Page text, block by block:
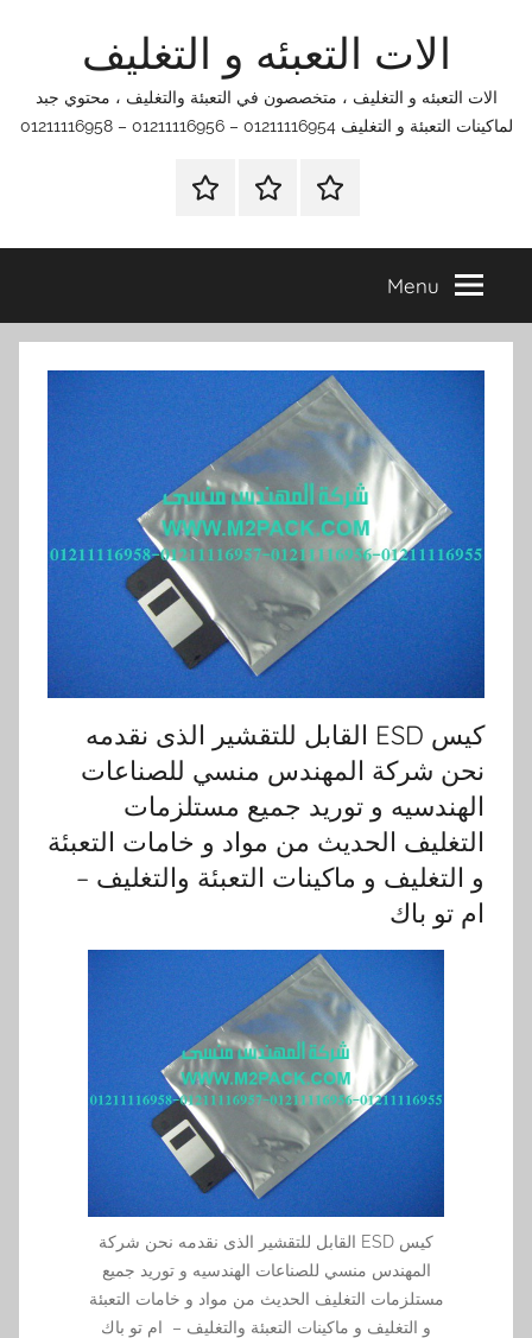
الات التعبئه و التغليف
الات التعبئه و التغليف ، متخصصون في التعبئة والتغليف ، محتوي جبد
لماكينات التعبئة و التغليف 01211116954 – 01211116956 – 01211116958
الرئيسيةاتصل
اتـصـل
في
التي
Menu
كيس ESD القابل للتقشير الذى نقدمه
نحن شركة المهندس منسي للصناعات
الهندسيه و توريد جميع مستلزمات
التغليف الحديث من مواد و خامات التعبئة
و التغليف و ماكينات التعبئة والتغليف –
ام تو باك
كيس ESD القابل للتقشير الذى نقدمه نحن شركة
المهندس منسي للصناعات الهندسيه و توريد جميع
مستلزمات التغليف الحديث من مواد و خامات التعبئة
و التغليف و ماكينات التعبئة والتغليف – ام تو باك